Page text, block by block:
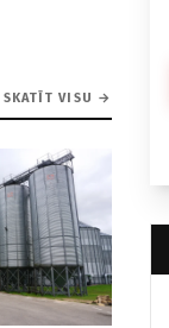
SKATĪT VISU →